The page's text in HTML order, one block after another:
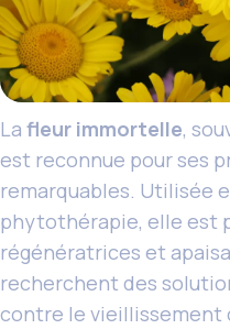
La fleur immortelle,
est reconnue pour ses
remarquables. Utilisée
phytothérapie, elle est
régénératrices et
recherchent des
contre le vieillissement